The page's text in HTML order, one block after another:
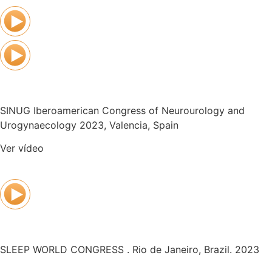
SINUG Iberoamerican Congress of Neurourology and
Urogynaecology 2023, Valencia, Spain
Ver vídeo
SLEEP WORLD CONGRESS . Rio de Janeiro, Brazil. 2023